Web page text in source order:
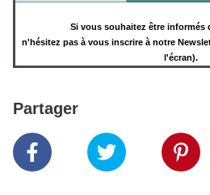
Si vous souhaitez être informés
n'hésitez pas à vous inscrire à notre
l'écran).
Partager